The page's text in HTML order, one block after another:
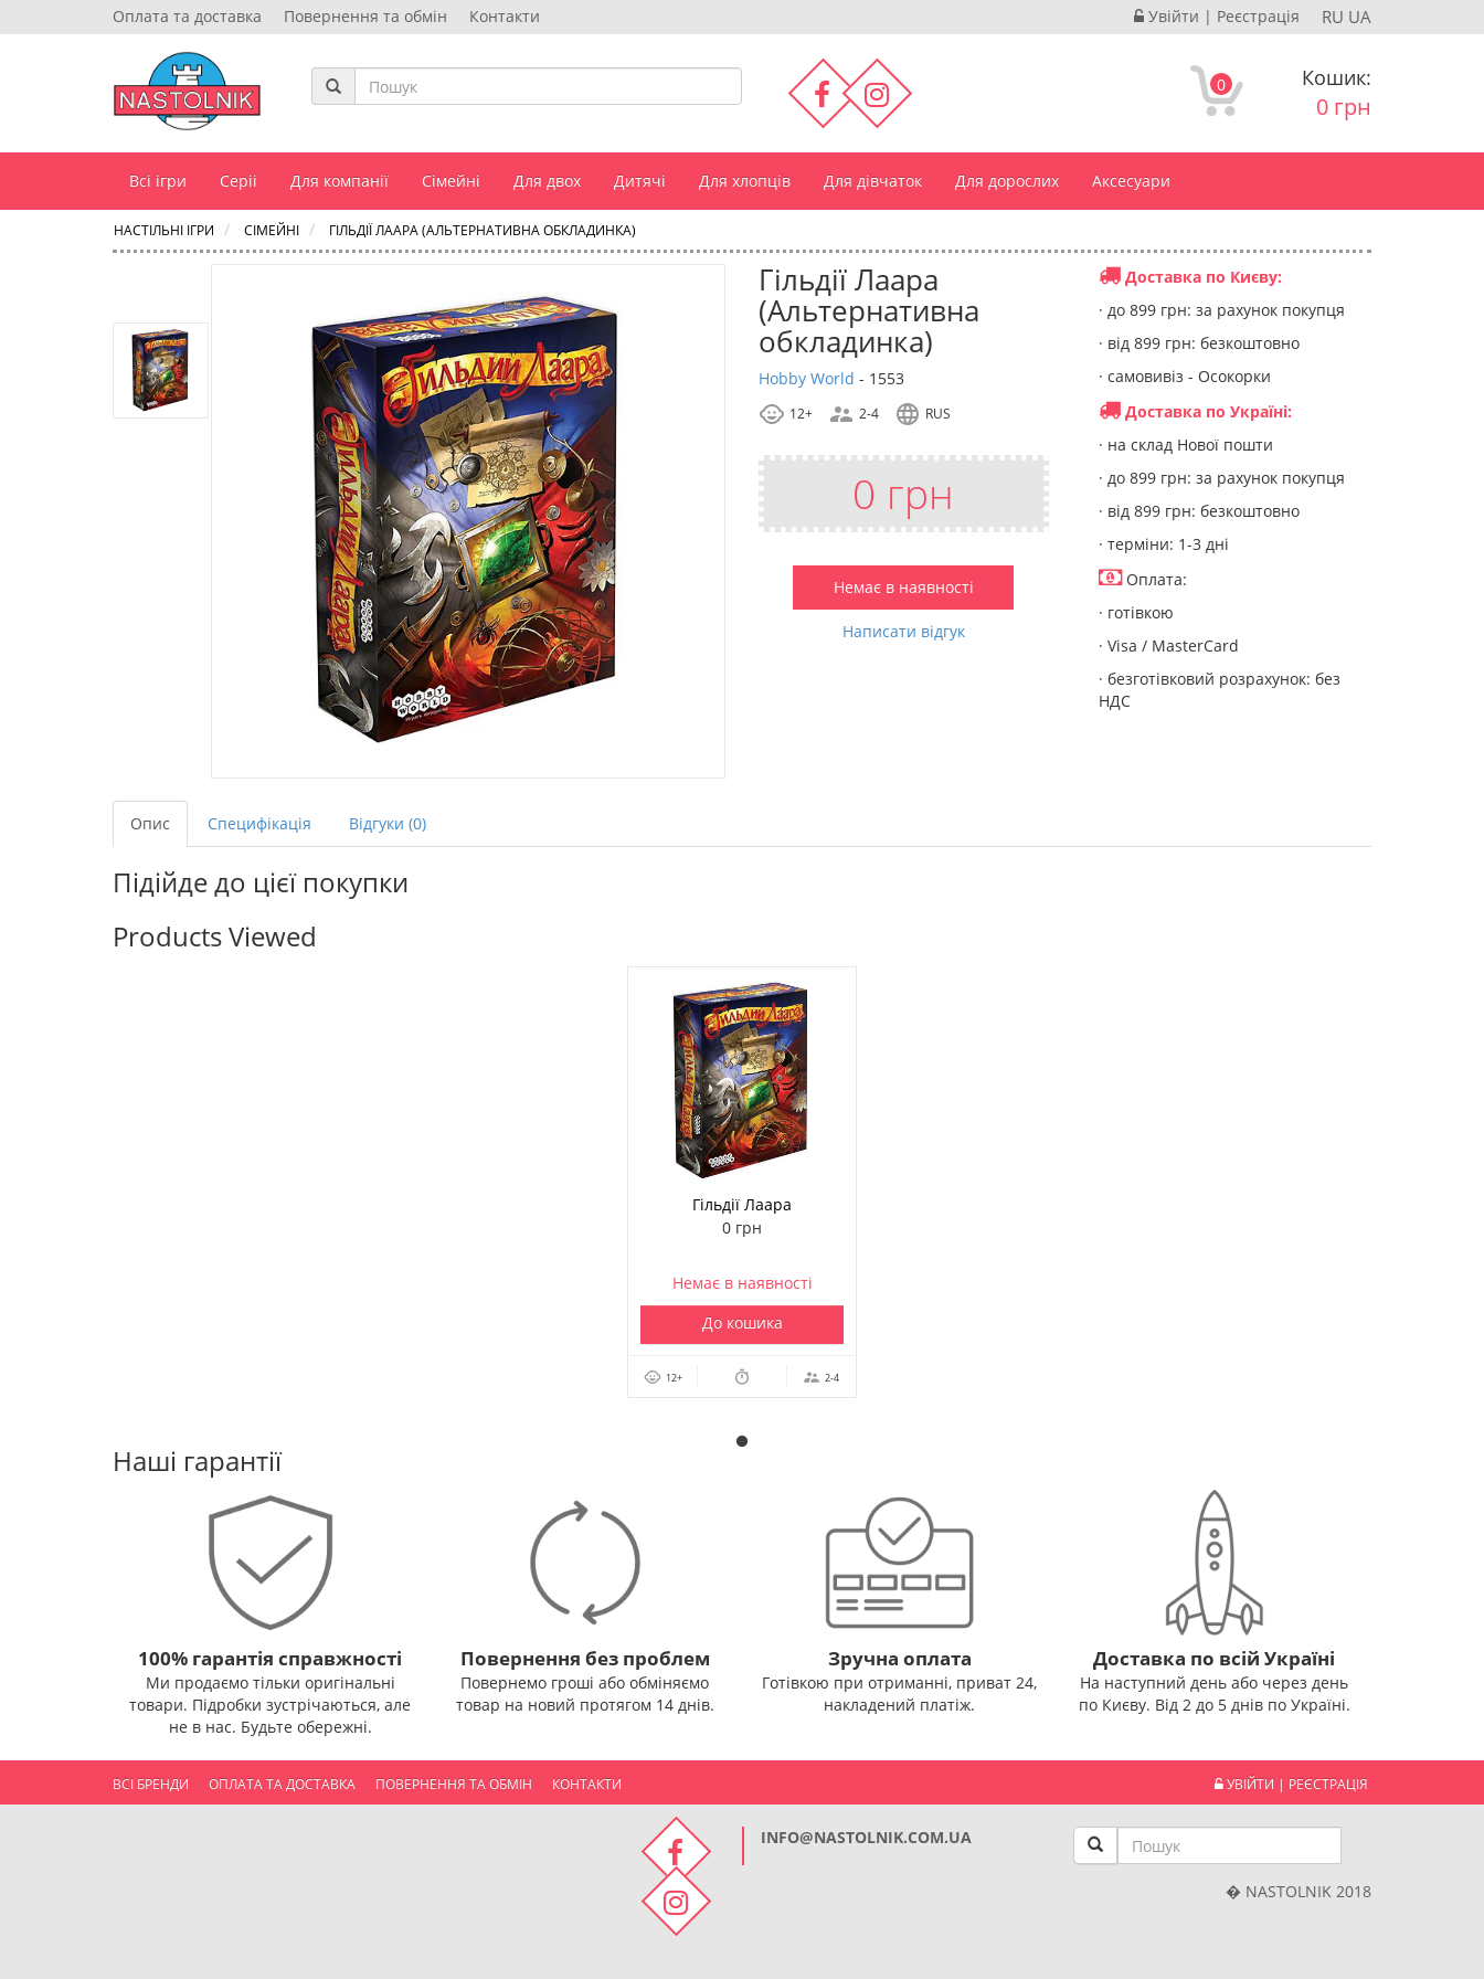
Оплата та доставка Повернення та обмін Контакти Увійти | Реєстрація RU UA
0 Кошик:
0 грн
Всі ігри Серіі Для компанії Сімейні Для двох Дитячі Для хлопців Для дівчаток Для дорослих Аксесуари
НАСТІЛЬНІ ІГРИ СІМЕЙНІ ГІЛЬДІЇ ЛААРА (АЛЬТЕРНАТИВНА ОБКЛАДИНКА)
Гільдії Лаара
(Альтернативна
обкладинка)
Hobby World - 1553
12+ 2-4 RUS
0 грн
Немає в наявності
Написати відгук
Доставка по Києву:
· до 899 грн: за рахунок покупця
· від 899 грн: безкоштовно
· самовивіз - Осокорки
Доставка по Україні:
· на склад Нової пошти
· до 899 грн: за рахунок покупця
· від 899 грн: безкоштовно
· терміни: 1-3 дні
Оплата:
· готівкою
· Visa / MasterCard
· безготівковий розрахунок: без
НДС
Опис Специфікація Відгуки (0)
Підійде до цієї покупки
Products Viewed
Гільдії Лаара
(Альтернативна обкладинка)
0 грн
Немає в наявності
До кошика
12+ 2-4
Наші гарантії
100% гарантія справжності
Ми продаємо тільки оригінальні
товари. Підробки зустрічаються, але
не в нас. Будьте обережні.
Повернення без проблем
Повернемо гроші або обміняємо
товар на новий протягом 14 днів.
Зручна оплата
Готівкою при отриманні, приват 24,
накладений платіж.
Доставка по всій Україні
На наступний день або через день
по Києву. Від 2 до 5 днів по Україні.
ВСІ БРЕНДИ ОПЛАТА ТА ДОСТАВКА ПОВЕРНЕННЯ ТА ОБМІН КОНТАКТИ УВІЙТИ | РЕЄСТРАЦІЯ
INFO@NASTOLNIK.COM.UA
� NASTOLNIK 2018